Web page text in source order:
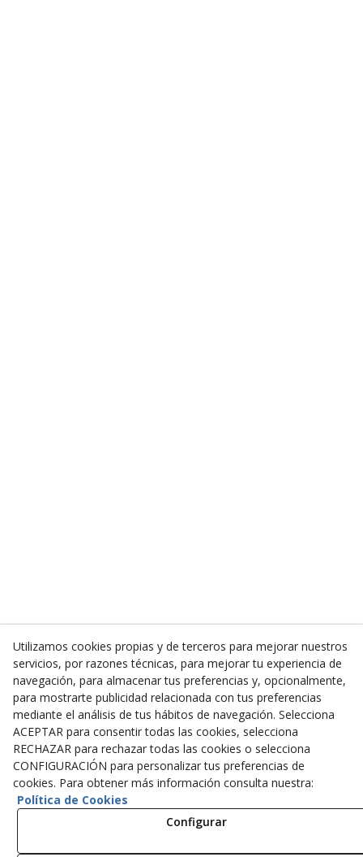
Utilizamos cookies propias y de terceros para mejorar nuestros
servicios, por razones técnicas, para mejorar tu experiencia de
navegación, para almacenar tus preferencias y, opcionalmente,
para mostrarte publicidad relacionada con tus preferencias
mediante el análisis de tus hábitos de navegación. Selecciona
ACEPTAR para consentir todas las cookies, selecciona
RECHAZAR para rechazar todas las cookies o selecciona
CONFIGURACIÓN para personalizar tus preferencias de
cookies. Para obtener más información consulta nuestra:
Política de Cookies
Configurar